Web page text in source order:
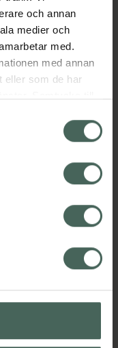
och annan
medier och
med.
med annan
eller som de har
påverkar inte
innan återkallelsen.